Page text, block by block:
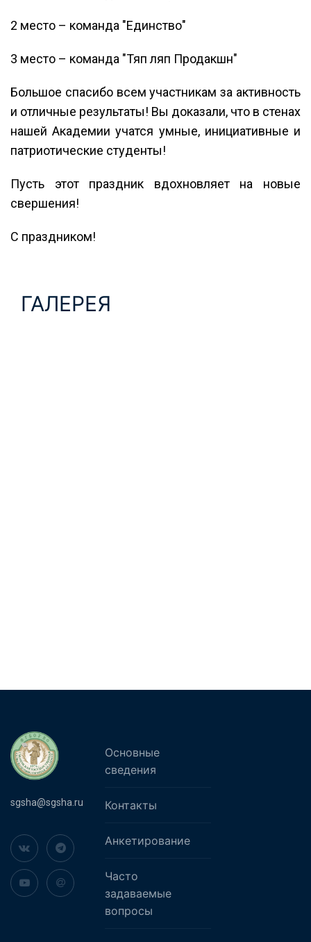
2 место – команда "Единство"
3 место – команда "Тяп ляп Продакшн"
Большое спасибо всем участникам за активность
и отличные результаты! Вы доказали, что в стенах
нашей Академии учатся умные, инициативные и
патриотические студенты!
Пусть этот праздник вдохновляет на новые
свершения!
С праздником!
ГАЛЕРЕЯ
sgsha@sgsha.ru
Основные
сведения
Контакты
Анкетирование
Часто
задаваемые
вопросы